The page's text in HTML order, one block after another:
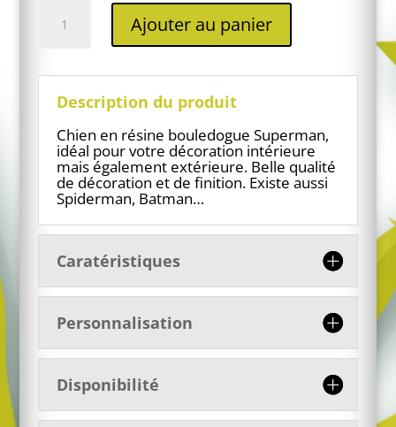
Superman
Ajouter au panier
Description du produit
Chien en résine bouledogue Superman,
idéal pour votre décoration intérieure
mais également extérieure. Belle qualité
de décoration et de finition. Existe aussi
Spiderman, Batman…
Caratéristiques
Personnalisation
Disponibilité